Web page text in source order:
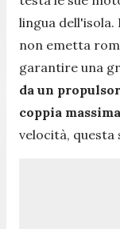
lingua dell'isola.
non emetta
garantire una
da un
coppia massima
velocità, questa